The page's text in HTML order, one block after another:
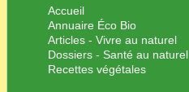
Accueil
Annuaire Éco Bio
Articles - Vivre au naturel
Dossiers - Santé au naturel
Recettes végétales